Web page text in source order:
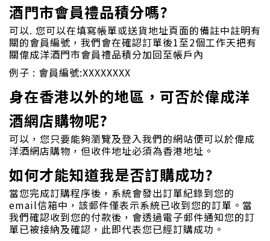
酒門市會員禮品積分嗎?
可以. 您可以在填寫帳單或送貨地址頁面的備註中註明有
關的會員編號，我們會在確認訂單後1至2個工作天把有
關偉成洋酒門市會員禮品積分加回至帳戶內
例子 : 會員編號:XXXXXXXX
身在香港以外的地區，可否於偉成洋
酒網店購物呢?
可以，您只要能夠瀏覽及登入我們的網站便可以於偉成
洋酒網店購物，但收件地址必須為香港地址。
如何才能知道我是否訂購成功?
當您完成訂購程序後，系統會發出訂單紀錄到您的
email信箱中，該郵件僅表示系統已收到您的訂單。當
我們確認收到您的付款後，會透過電子郵件通知您的訂
單已被接納及確認，此即代表您已經訂購成功。